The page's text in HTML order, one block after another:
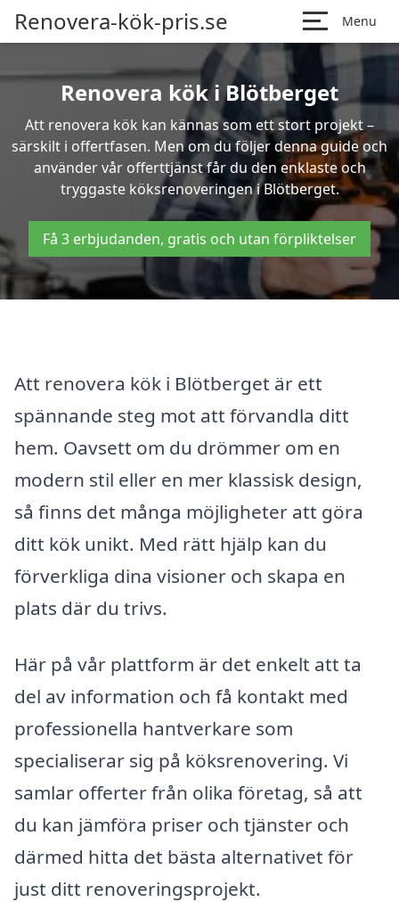
Renovera-kök-pris.se Menu
Renovera kök i Blötberget
Att renovera kök kan kännas som ett stort projekt –
särskilt i offertfasen. Men om du följer denna guide och
använder vår offerttjänst får du den enklaste och
tryggaste köksrenoveringen i Blötberget.
Få 3 erbjudanden, gratis och utan förpliktelser
Att renovera kök i Blötberget är ett
spännande steg mot att förvandla ditt
hem. Oavsett om du drömmer om en
modern stil eller en mer klassisk design,
så finns det många möjligheter att göra
ditt kök unikt. Med rätt hjälp kan du
förverkliga dina visioner och skapa en
plats där du trivs.
Här på vår plattform är det enkelt att ta
del av information och få kontakt med
professionella hantverkare som
specialiserar sig på köksrenovering. Vi
samlar offerter från olika företag, så att
du kan jämföra priser och tjänster och
därmed hitta det bästa alternativet för
just ditt renoveringsprojekt.